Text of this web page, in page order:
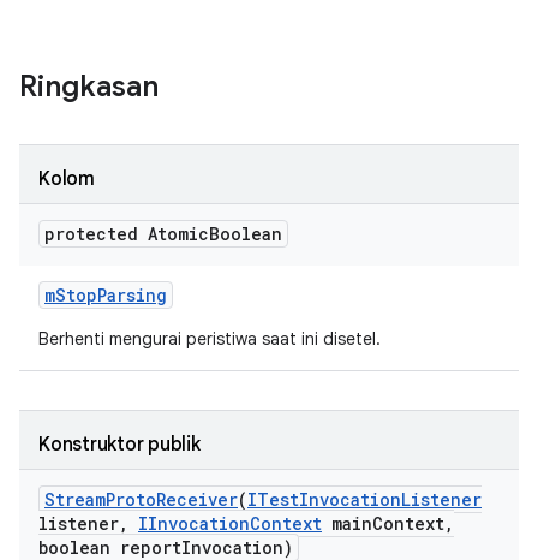
Ringkasan
Kolom
protected AtomicBoolean
mStopParsing
Berhenti mengurai peristiwa saat ini disetel.
Konstruktor publik
StreamProtoReceiver(ITestInvocationListener
listener, IInvocationContext mainContext,
boolean reportInvocation)